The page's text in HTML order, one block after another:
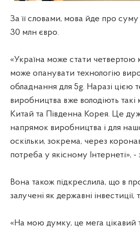
За її словами, мова йде про суму
30 млн євро.
«Україна може стати четвертою
може опанувати технологію
обладнання для 5g. Наразі цією
виробництва вже володіють
Китай та Південна Корея. Це
напрямок виробництва і для
оскільки, зокрема, через
потреба у якісному Інтернеті»,
Вона також підкреслила, що в
залучені як державні інвестиції,
«На мою думку, це мега цікавий